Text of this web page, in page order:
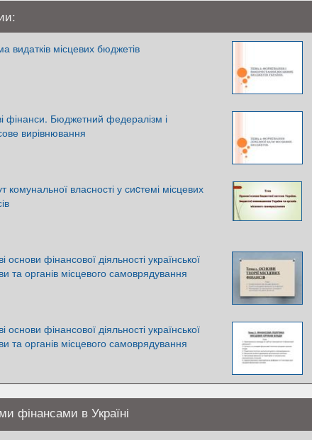
видатків місцевих бюджетів
фінанси. Бюджетний федералізм і
вирівнювання
комунальної власності у сиcтемі місцевих
основи фінансової діяльності української
та органів місцевого самоврядування
основи фінансової діяльності української
та органів місцевого самоврядування
фінансами в Україні